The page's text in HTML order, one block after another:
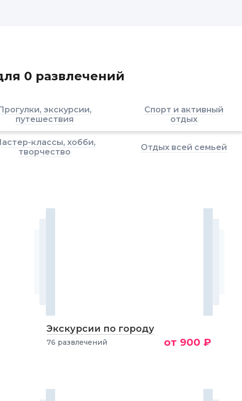
0 развлечений
экскурсии,
путешествия
Спорт и активный
отдых
классы, хобби,
творчество
Отдых всей семьей
Экскурсии по городу
76 развлечений от 900 ₽